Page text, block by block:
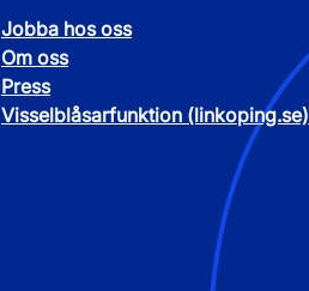
Jobba hos oss
Om oss
Press
Visselblåsarfunktion (linkoping.se)